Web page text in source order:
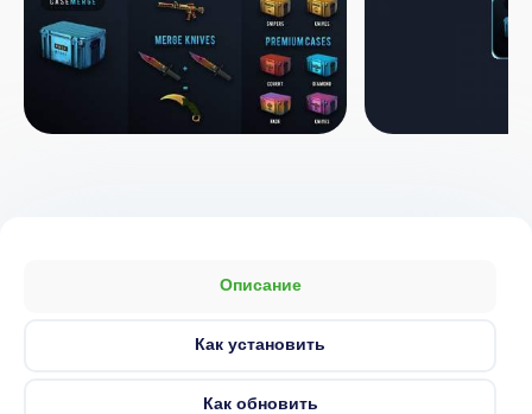
Описание
Как установить
Как обновить